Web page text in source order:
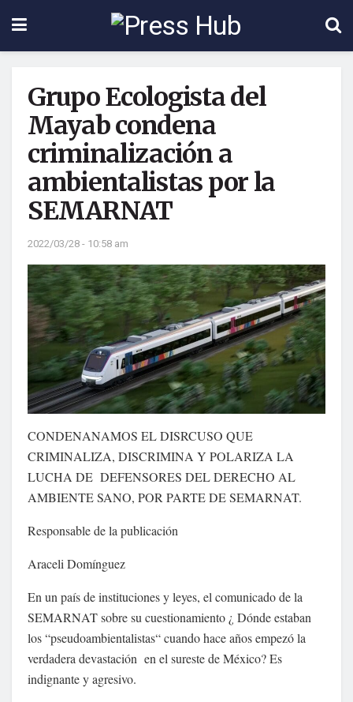
Grupo Ecologista del
Mayab condena
criminalización a
ambientalistas por la
SEMARNAT
2022/03/28 - 10:58 am
CONDENANAMOS EL DISRCUSO QUE
CRIMINALIZA, DISCRIMINA Y POLARIZA LA
LUCHA DE DEFENSORES DEL DERECHO AL
AMBIENTE SANO, POR PARTE DE SEMARNAT.
Responsable de la publicación
Araceli Domínguez
En un país de instituciones y leyes, el comunicado de la
SEMARNAT sobre su cuestionamiento ¿ Dónde estaban
los “pseudoambientalistas“ cuando hace años empezó la
verdadera devastación en el sureste de México? Es
indignante y agresivo.